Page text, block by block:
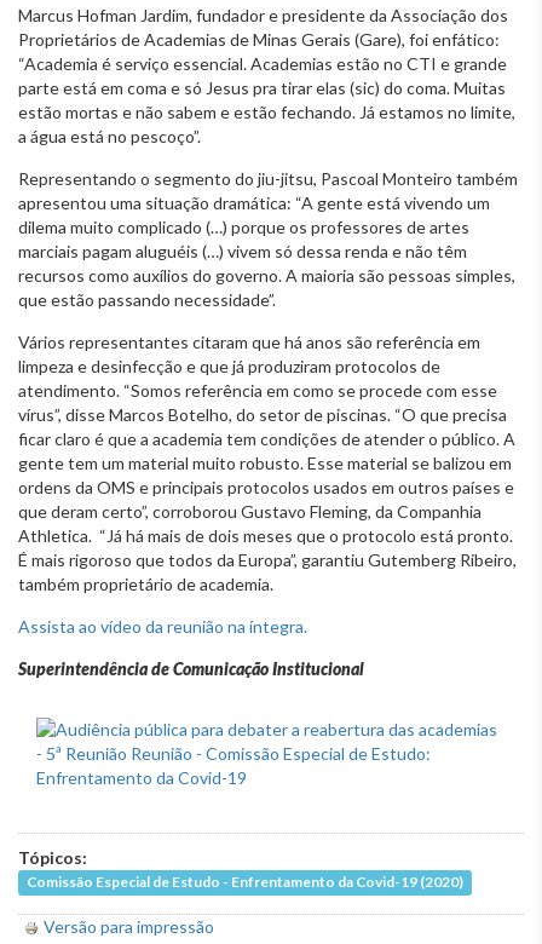
Marcus Hofman Jardim, fundador e presidente da Associação dos
Proprietários de Academias de Minas Gerais (Gare), foi enfático:
“Academia é serviço essencial. Academias estão no CTI e grande
parte está em coma e só Jesus pra tirar elas (sic) do coma. Muitas
estão mortas e não sabem e estão fechando. Já estamos no limite,
a água está no pescoço”.
Representando o segmento do jiu-jitsu, Pascoal Monteiro também
apresentou uma situação dramática: “A gente está vivendo um
dilema muito complicado (…) porque os professores de artes
marciais pagam aluguéis (…) vivem só dessa renda e não têm
recursos como auxílios do governo. A maioria são pessoas simples,
que estão passando necessidade”.
Vários representantes citaram que há anos são referência em
limpeza e desinfecção e que já produziram protocolos de
atendimento. “Somos referência em como se procede com esse
vírus”, disse Marcos Botelho, do setor de piscinas. “O que precisa
ficar claro é que a academia tem condições de atender o público. A
gente tem um material muito robusto. Esse material se balizou em
ordens da OMS e principais protocolos usados em outros países e
que deram certo”, corroborou Gustavo Fleming, da Companhia
Athletica. “Já há mais de dois meses que o protocolo está pronto.
É mais rigoroso que todos da Europa”, garantiu Gutemberg Ribeiro,
também proprietário de academia.
Assista ao vídeo da reunião na íntegra.
Superintendência de Comunicação Institucional
Tópicos:
Comissão Especial de Estudo - Enfrentamento da Covid-19 (2020)
Versão para impressão